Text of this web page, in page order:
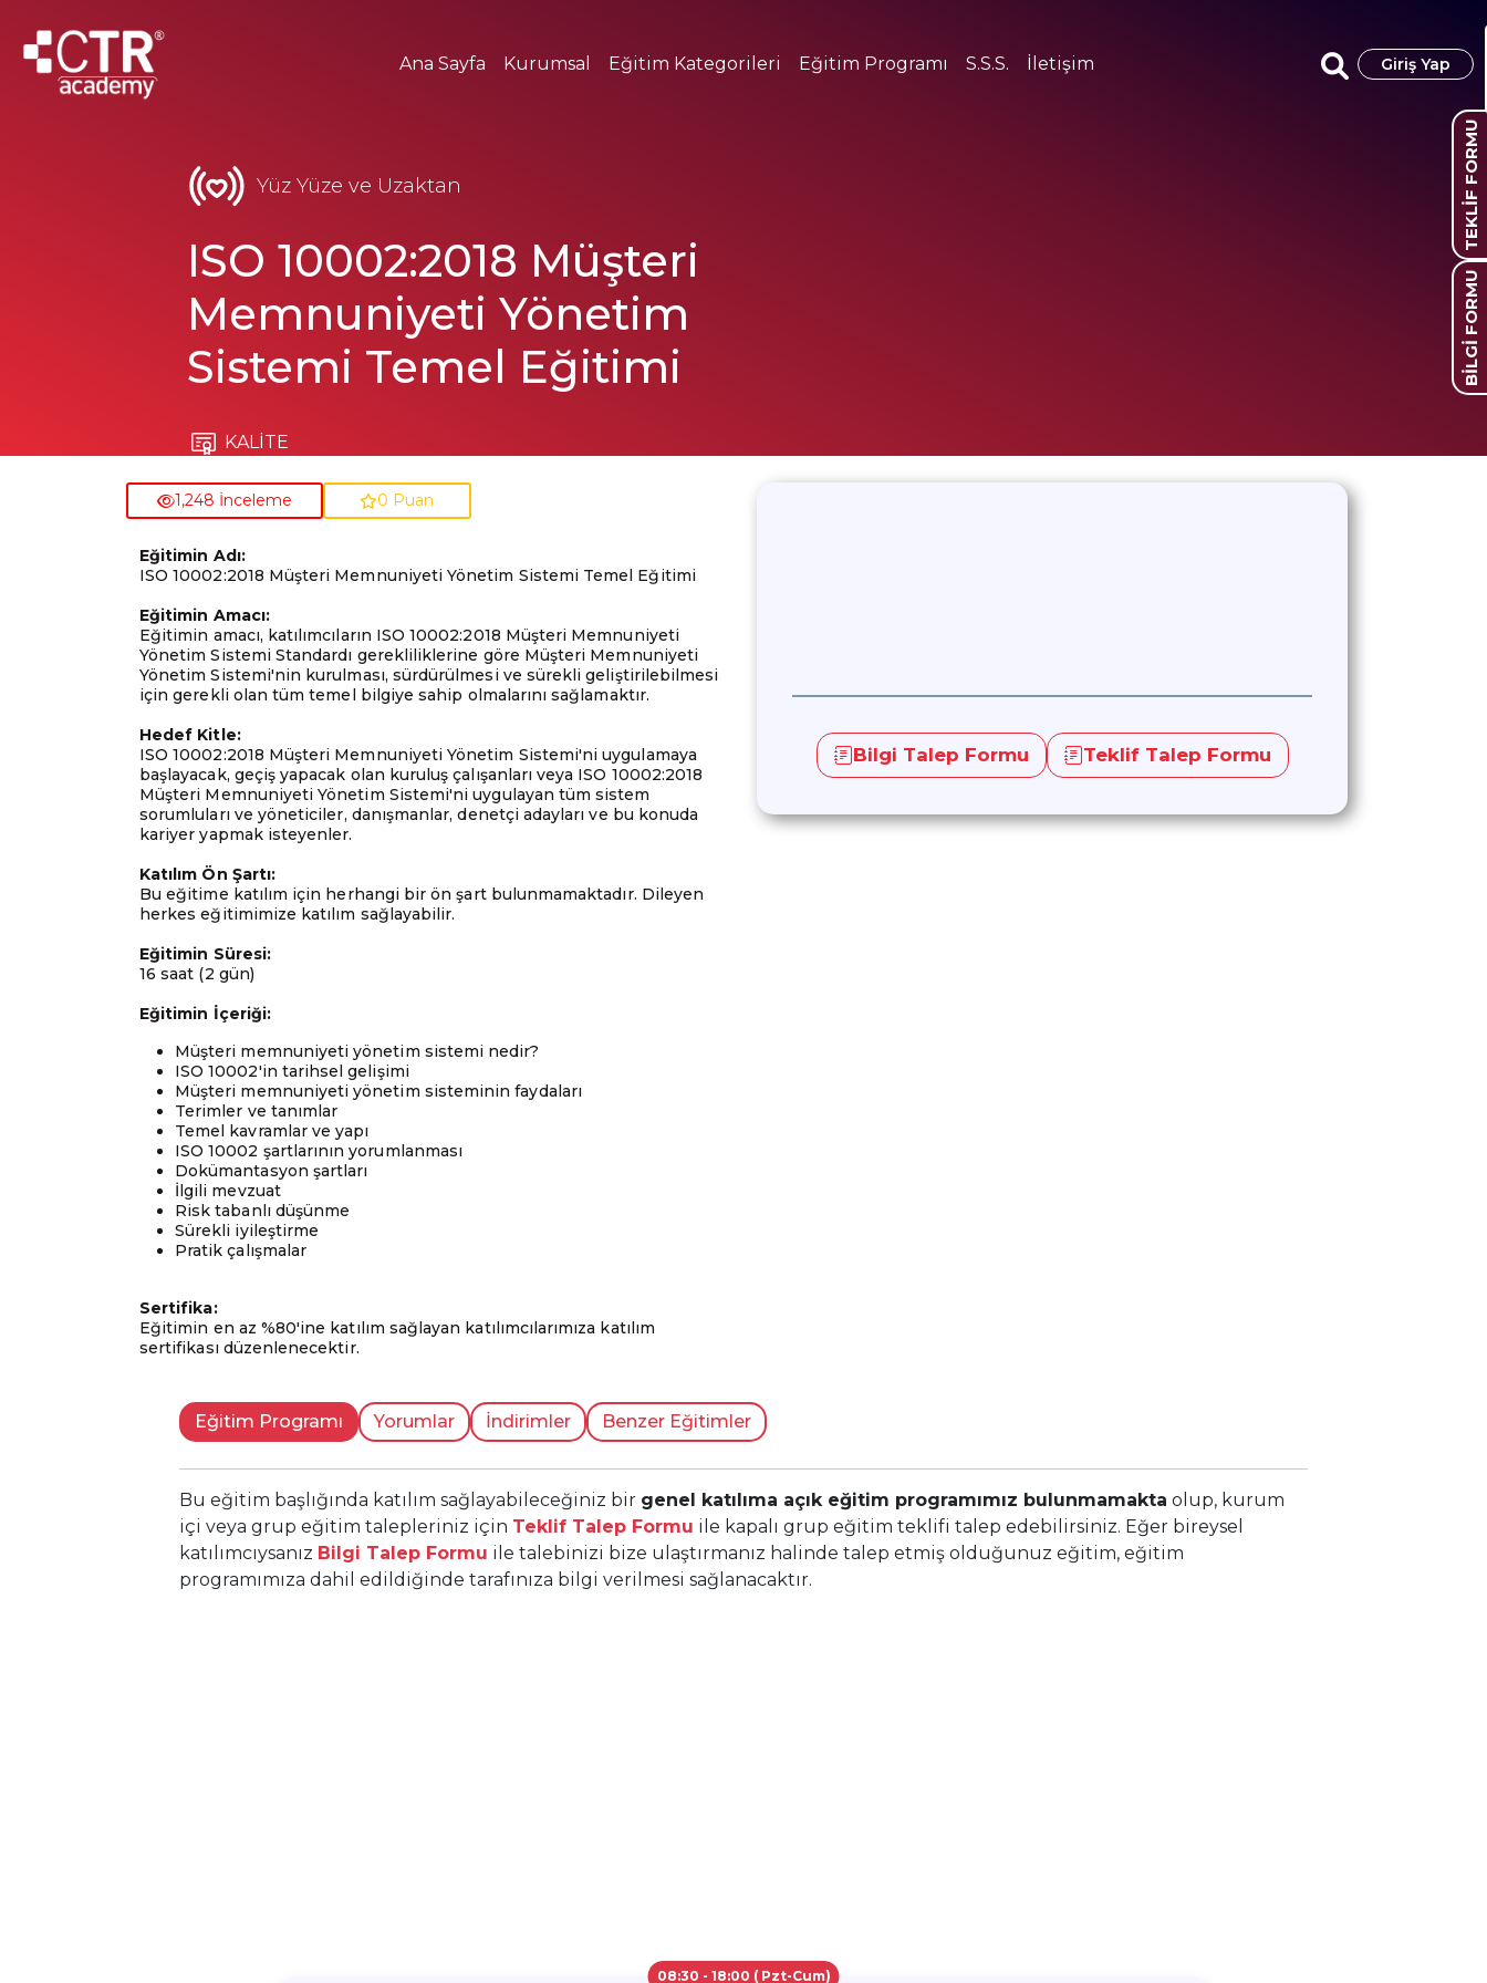
Ana Sayfa Kurumsal Eğitim Kategorileri Eğitim Programı S.S.S. İletişim Giriş Yap
BİLGİ FORMU
TEKLİF FORMU
Yüz Yüze ve Uzaktan
ISO 10002:2018 Müşteri
Memnuniyeti Yönetim
Sistemi Temel Eğitimi
KALİTE
1,248 İnceleme 0 Puan
Eğitimin Adı:
ISO 10002:2018 Müşteri Memnuniyeti Yönetim Sistemi Temel Eğitimi
Eğitimin Amacı:
Eğitimin amacı, katılımcıların ISO 10002:2018 Müşteri Memnuniyeti
Yönetim Sistemi Standardı gerekliliklerine göre Müşteri Memnuniyeti
Yönetim Sistemi'nin kurulması, sürdürülmesi ve sürekli geliştirilebilmesi
için gerekli olan tüm temel bilgiye sahip olmalarını sağlamaktır.
Hedef Kitle:
ISO 10002:2018 Müşteri Memnuniyeti Yönetim Sistemi'ni uygulamaya
başlayacak, geçiş yapacak olan kuruluş çalışanları veya ISO 10002:2018
Müşteri Memnuniyeti Yönetim Sistemi'ni uygulayan tüm sistem
sorumluları ve yöneticiler, danışmanlar, denetçi adayları ve bu konuda
kariyer yapmak isteyenler.
Katılım Ön Şartı:
Bu eğitime katılım için herhangi bir ön şart bulunmamaktadır. Dileyen
herkes eğitimimize katılım sağlayabilir.
Eğitimin Süresi:
16 saat (2 gün)
Eğitimin İçeriği:
Müşteri memnuniyeti yönetim sistemi nedir?
ISO 10002'in tarihsel gelişimi
Müşteri memnuniyeti yönetim sisteminin faydaları
Terimler ve tanımlar
Temel kavramlar ve yapı
ISO 10002 şartlarının yorumlanması
Dokümantasyon şartları
İlgili mevzuat
Risk tabanlı düşünme
Sürekli iyileştirme
Pratik çalışmalar
Sertifika:
Eğitimin en az %80'ine katılım sağlayan katılımcılarımıza katılım
sertifikası düzenlenecektir.
Bilgi Talep Formu Teklif Talep Formu
Eğitim Programı Yorumlar İndirimler Benzer Eğitimler
Bu eğitim başlığında katılım sağlayabileceğiniz bir genel katılıma açık eğitim programımız bulunmamakta olup, kurum
içi veya grup eğitim talepleriniz için Teklif Talep Formu ile kapalı grup eğitim teklifi talep edebilirsiniz. Eğer bireysel
katılımcıysanız Bilgi Talep Formu ile talebinizi bize ulaştırmanız halinde talep etmiş olduğunuz eğitim, eğitim
programımıza dahil edildiğinde tarafınıza bilgi verilmesi sağlanacaktır.
08:30 - 18:00 ( Pzt-Cum)